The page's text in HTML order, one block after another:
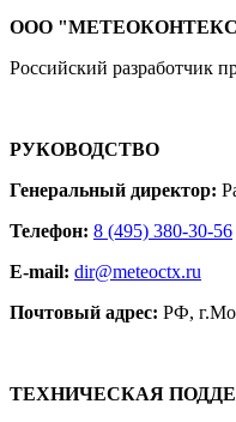
ООО
Российский разработчик
РУКОВОДСТВО
Генеральный директор:
Телефон: 8 (495) 380-30-56
E-mail: dir@meteoctx.ru
Почтовый адрес: РФ,
ТЕХНИЧЕСКАЯ